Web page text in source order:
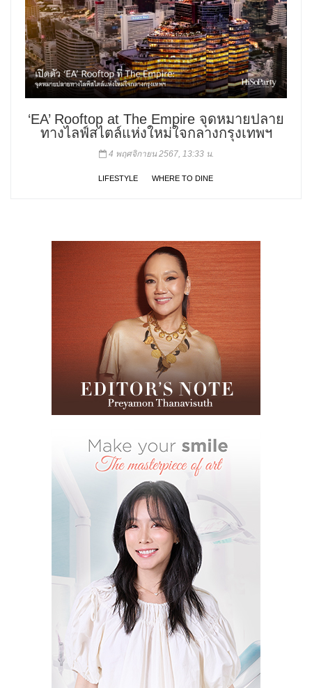
‘EA’ Rooftop at The Empire จุดหมายปลาย
ทางไลฟ์สไตล์แห่งใหม่ใจกลางกรุงเทพฯ
4 พฤศจิกายน 2567, 13:33 น.
LIFESTYLE WHERE TO DINE